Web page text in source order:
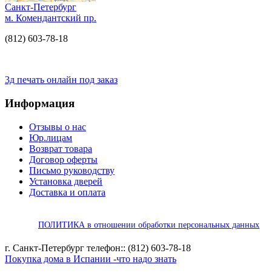
Санкт-Петербург
м. Комендантский пр.
(812) 603-78-18
3д печать онлайн под заказ
Информация
Отзывы о нас
Юр.лицам
Возврат товара
Договор оферты
Письмо руководству
Установка дверей
Доставка и оплата
ПОЛИТИКА в отношении обработки персональных данных
г. Санкт-Петербург телефон:: (812) 603-78-18
Покупка дома в Испании -что надо знать